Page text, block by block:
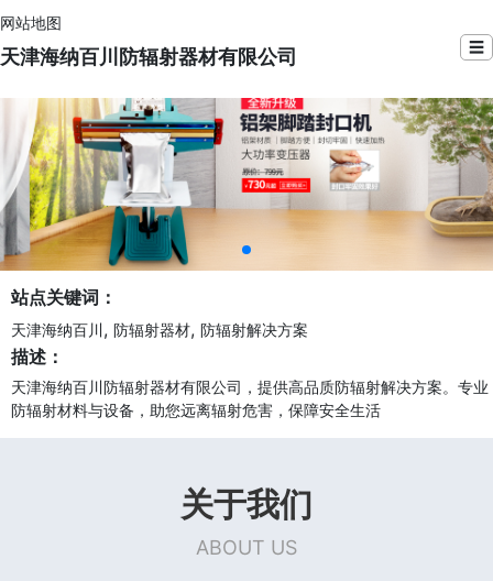
网站地图
天津海纳百川防辐射器材有限公司 ☰
站点关键词：
天津海纳百川, 防辐射器材, 防辐射解决方案
描述：
天津海纳百川防辐射器材有限公司，提供高品质防辐射解决方案。专业
防辐射材料与设备，助您远离辐射危害，保障安全生活
关于我们
ABOUT US